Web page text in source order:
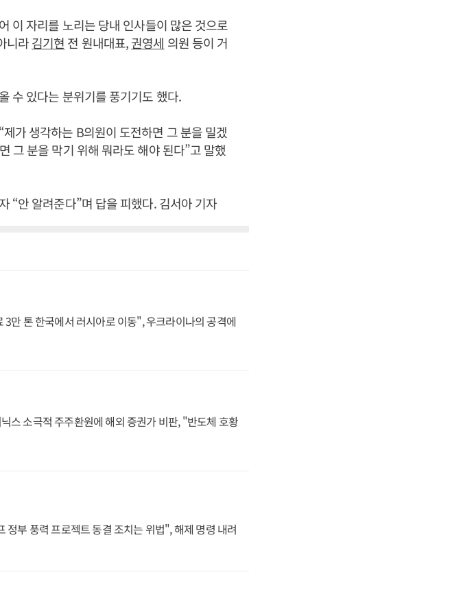
이 자리를 노리는 당내 인사들이 많은 것으로
니라김기현 전 원내대표,권영세 의원 등이 거
수 있다는 분위기를 풍기기도 했다.
가 생각하는 B의원이 도전하면 그 분을 밀겠
그 분을 막기 위해 뭐라도 해야 된다”고 말했
“안 알려준다”며 답을 피했다. 김서아 기자
만 톤 한국에서 러시아로 이동", 우크라이나의 공격에
스 소극적 주주환원에 해외 증권가 비판, "반도체 호황
정부 풍력 프로젝트 동결 조치는 위법", 해제 명령 내려